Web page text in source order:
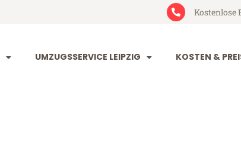
Kostenlose
UMZUGSSERVICE LEIPZIG KOSTEN &